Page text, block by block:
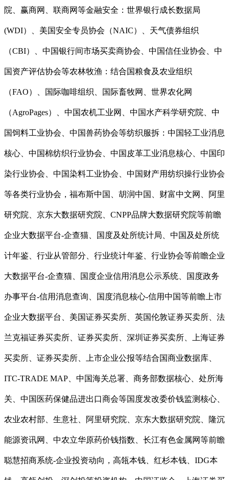
院、赢商网、联商网等金融安全：世界银行成长数据局
(WDI）、美国安全专员协会（NAIC）、天气债券组织
（CBI）、中国银行间市场买卖商协会、中国信任业协会、中
国资产评估协会等农林牧渔：结合国粮食及农业组织
（FAO）、国际咖啡组织、国际畜牧网、世界农化网
（AgroPages）、中国农机工业网、中国水产科学研究院、中
国饲料工业协会、中国兽药协会等纺织服拆：中国轻工业消息
核心、中国棉纺织行业协会、中国皮革工业消息核心、中国印
染行业协会、中国染料工业协会、中国财产用纺织操行业协会
等各类行业协会，福布斯中国、胡润中国、财富中文网、阿里
研究院、京东大数据研究院、CNPP品牌大数据研究院等前瞻
企业大数据平台-企查猫、国度及处所统计局、中国及处所统
计年鉴、行业从管部分、行业统计年鉴、行业协会等前瞻企业
大数据平台-企查猫、国度企业信用消息公示系统、国度政务
办事平台-信用消息查询、国度消息核心-信用中国等前瞻上市
企业大数据平台、美国证券买卖所、英国伦敦证券买卖所、法
兰克福证券买卖所、证券买卖所、深圳证券买卖所、上海证券
买卖所、证券买卖所、上市企业公报等结合国商业数据库、
ITC-TRADE MAP、中国海关总署、商务部数据核心、处所海
关、中国医药保健品进出口商会等国度发改委价钱监测核心、
农业农村部、生意社、阿里研究院、京东大数据研究院、隆沉
能源资讯网、中农立华原药价钱指数、长江有色金属网等前瞻
聪慧招商系统-企业投资动向，高瓴本钱、红杉本钱、IDG本